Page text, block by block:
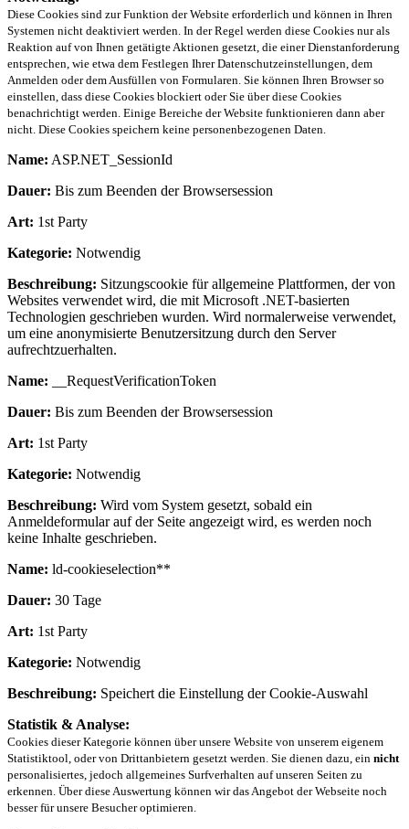
Diese Cookies sind zur Funktion der Website erforderlich und können in Ihren
Systemen nicht deaktiviert werden. In der Regel werden diese Cookies nur als
Reaktion auf von Ihnen getätigte Aktionen gesetzt, die einer Dienstanforderung
entsprechen, wie etwa dem Festlegen Ihrer Datenschutzeinstellungen, dem
Anmelden oder dem Ausfüllen von Formularen. Sie können Ihren Browser so
einstellen, dass diese Cookies blockiert oder Sie über diese Cookies
benachrichtigt werden. Einige Bereiche der Website funktionieren dann aber
nicht. Diese Cookies speichern keine personenbezogenen Daten.
Name: ASP.NET_SessionId
Dauer: Bis zum Beenden der Browsersession
Art: 1st Party
Kategorie: Notwendig
Beschreibung: Sitzungscookie für allgemeine Plattformen, der von
Websites verwendet wird, die mit Microsoft .NET-basierten
Technologien geschrieben wurden. Wird normalerweise verwendet,
um eine anonymisierte Benutzersitzung durch den Server
aufrechtzuerhalten.
Name: __RequestVerificationToken
Dauer: Bis zum Beenden der Browsersession
Art: 1st Party
Kategorie: Notwendig
Beschreibung: Wird vom System gesetzt, sobald ein
Anmeldeformular auf der Seite angezeigt wird, es werden noch
keine Inhalte geschrieben.
Name: ld-cookieselection**
Dauer: 30 Tage
Art: 1st Party
Kategorie: Notwendig
Beschreibung: Speichert die Einstellung der Cookie-Auswahl
Statistik & Analyse:
Cookies dieser Kategorie können über unsere Website von unserem eigenem
Statistiktool, oder von Drittanbietern gesetzt werden. Sie dienen dazu, ein nicht
personalisiertes, jedoch allgemeines Surfverhalten auf unseren Seiten zu
erkennen. Über diese Auswertung können wir das Angebot der Webseite noch
besser für unsere Besucher optimieren.